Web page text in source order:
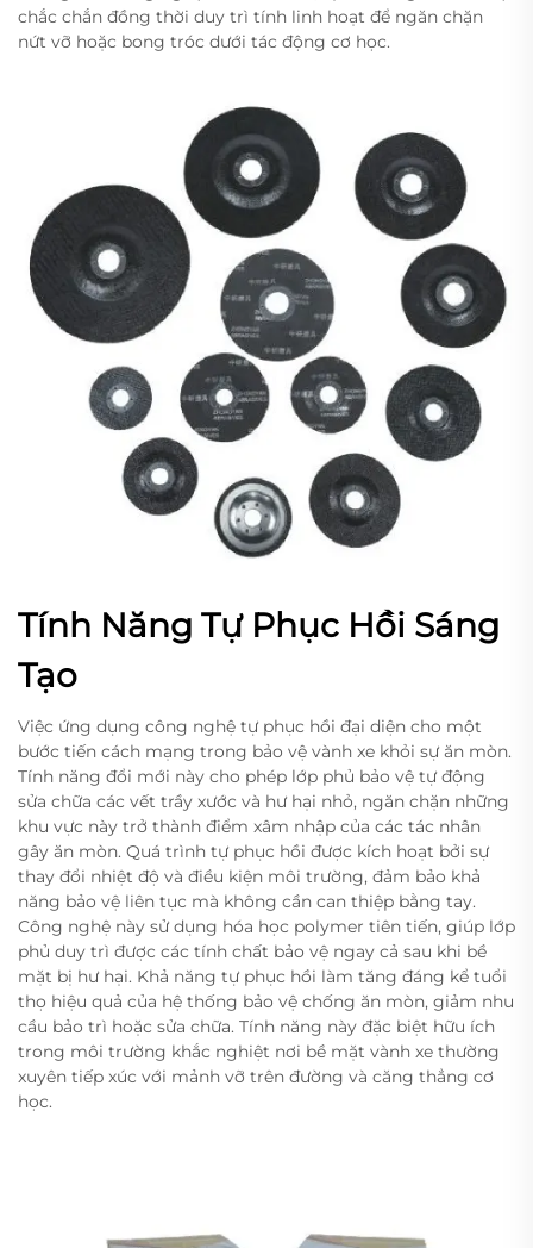
chắc chắn đồng thời duy trì tính linh hoạt để ngăn chặn
nứt vỡ hoặc bong tróc dưới tác động cơ học.
Tính Năng Tự Phục Hồi Sáng
Tạo
Việc ứng dụng công nghệ tự phục hồi đại diện cho một
bước tiến cách mạng trong bảo vệ vành xe khỏi sự ăn mòn.
Tính năng đổi mới này cho phép lớp phủ bảo vệ tự động
sửa chữa các vết trầy xước và hư hại nhỏ, ngăn chặn những
khu vực này trở thành điểm xâm nhập của các tác nhân
gây ăn mòn. Quá trình tự phục hồi được kích hoạt bởi sự
thay đổi nhiệt độ và điều kiện môi trường, đảm bảo khả
năng bảo vệ liên tục mà không cần can thiệp bằng tay.
Công nghệ này sử dụng hóa học polymer tiên tiến, giúp lớp
phủ duy trì được các tính chất bảo vệ ngay cả sau khi bề
mặt bị hư hại. Khả năng tự phục hồi làm tăng đáng kể tuổi
thọ hiệu quả của hệ thống bảo vệ chống ăn mòn, giảm nhu
cầu bảo trì hoặc sửa chữa. Tính năng này đặc biệt hữu ích
trong môi trường khắc nghiệt nơi bề mặt vành xe thường
xuyên tiếp xúc với mảnh vỡ trên đường và căng thẳng cơ
học.